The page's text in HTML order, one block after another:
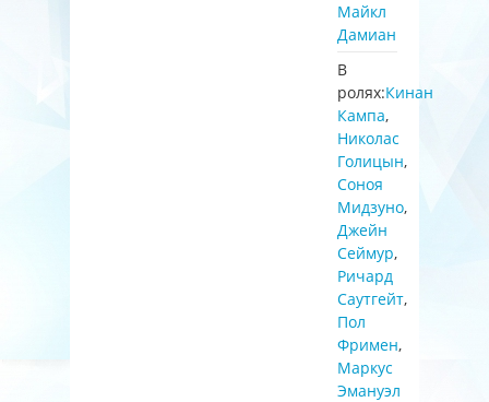
Майкл
Дамиан
В
ролях:Кинан
Кампа,
Николас
Голицын,
Соноя
Мидзуно,
Джейн
Сеймур,
Ричард
Саутгейт,
Пол
Фримен,
Маркус
Эмануэл